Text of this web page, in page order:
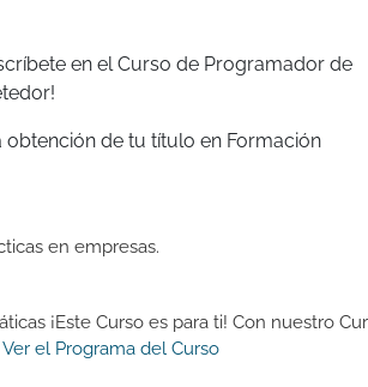
en el Curso de Programador de
de tu título en Formación
en empresas.
¡Este Curso es para ti! Con nuestro
Ver el Programa del Curso